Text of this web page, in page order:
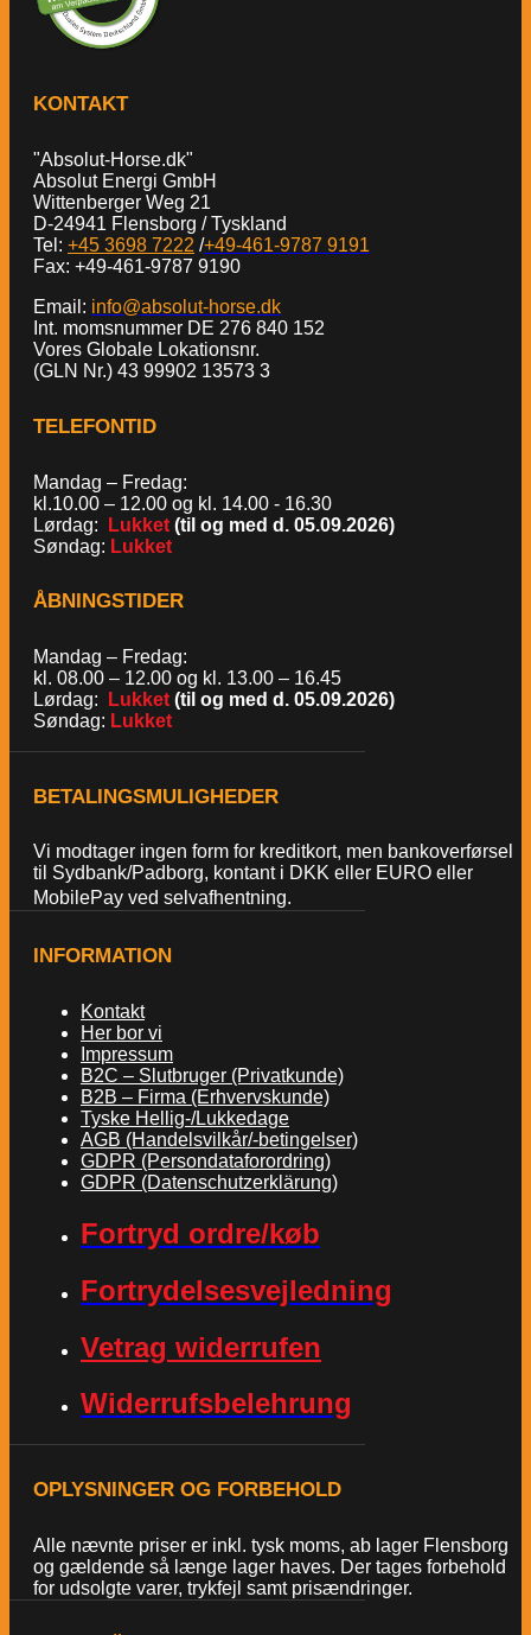
KONTAKT
"Absolut-Horse.dk"
Absolut Energi GmbH
Wittenberger Weg 21
D-24941 Flensborg / Tyskland
Tel: +45 3698 7222 /+49-461-9787 9191
Fax: +49-461-9787 9190
Email: info@absolut-horse.dk
Int. momsnummer DE 276 840 152
Vores Globale Lokationsnr.
(GLN Nr.) 43 99902 13573 3
TELEFONTID
Mandag – Fredag:
kl.10.00 – 12.00 og kl. 14.00 - 16.30
Lørdag:
Lukket (til og med d. 05.09.2026)
Søndag: Lukket
ÅBNINGSTIDER
Mandag – Fredag:
kl. 08.00 – 12.00 og kl. 13.00 – 16.45
Lørdag:
Lukket (til og med d. 05.09.2026)
Søndag: Lukket
BETALINGSMULIGHEDER
Vi modtager ingen form for kreditkort, men bankoverførsel
til Sydbank/Padborg, kontant i DKK eller EURO eller
MobilePay ved selvafhentning.
INFORMATION
Kontakt
Her bor vi
Impressum
B2C – Slutbruger (Privatkunde)
B2B – Firma (Erhvervskunde)
Tyske Hellig-/Lukkedage
AGB (Handelsvilkår/-betingelser)
GDPR (Persondataforordring)
GDPR (Datenschutzerklärung)
Fortryd ordre/køb
Fortrydelsesvejledning
Vetrag widerrufen
Widerrufsbelehrung
OPLYSNINGER OG FORBEHOLD
Alle nævnte priser er inkl. tysk moms, ab lager Flensborg
og gældende så længe lager haves. Der tages forbehold
for udsolgte varer, trykfejl samt prisændringer.